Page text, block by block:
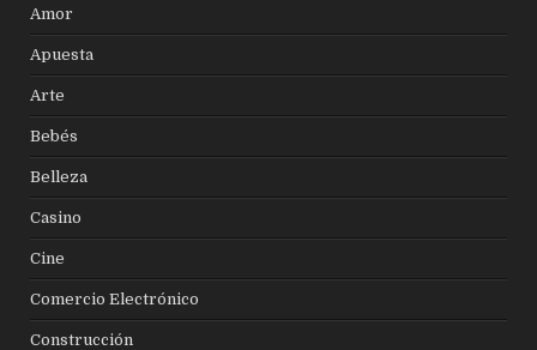
Amor
Apuesta
Arte
Bebés
Belleza
Casino
Cine
Comercio Electrónico
Construcción